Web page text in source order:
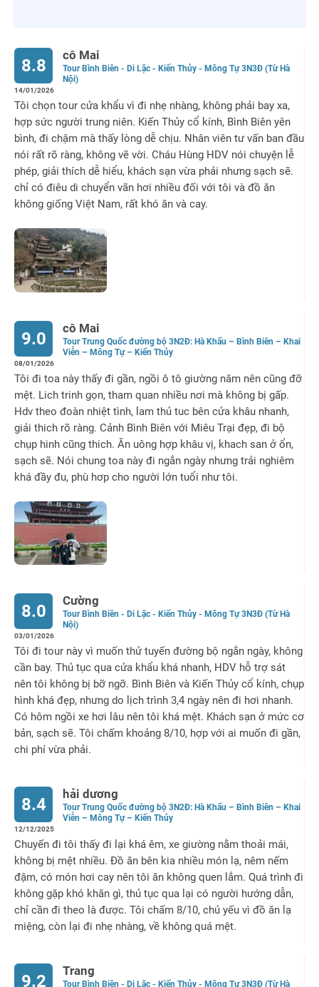
cô Mai
Tour Bình Biên - Di Lặc - Kiến Thủy - Mông Tự 3N3Đ (Từ Hà
Nội)
8.8
14/01/2026
Tôi chọn tour cửa khẩu vì đi nhẹ nhàng, không phải bay xa,
hợp sức người trung niên. Kiến Thủy cổ kính, Bình Biên yên
bình, đi chậm mà thấy lòng dễ chịu. Nhân viên tư vấn ban đầu
nói rất rõ ràng, không vẽ vời. Cháu Hùng HDV nói chuyện lễ
phép, giải thích dễ hiểu, khách sạn vừa phải nhưng sạch sẽ.
chỉ có điêu di chuyển vãn hơi nhiều đối với tôi và đồ ăn
không giống Việt Nam, rất khó ăn và cay.
cô Mai
Tour Trung Quốc đường bộ 3N2Đ: Hà Khẩu – Bình Biên – Khai
Viễn – Mông Tự – Kiến Thủy
9.0
08/01/2026
Tôi đi toa này thấy đi gần, ngồi ô tô giường năm nên cũng đỡ
mệt. Lich trinh gọn, tham quan nhiều nơi mà không bị gấp.
Hdv theo đoàn nhiệt tình, lam thủ tuc bên cửa khâu nhanh,
giải thich rõ ràng. Cảnh Bình Biên với Miêu Trại đẹp, đi bộ
chụp hinh cũng thich. Ăn uông hợp khâu vị, khach san ở ổn,
sạch sẽ. Nói chung toa này đi ngắn ngày nhưng trải nghiêm
khá đầy đu, phù hơp cho người lớn tuổi như tôi.
Cường
Tour Bình Biên - Di Lặc - Kiến Thủy - Mông Tự 3N3Đ (Từ Hà
Nội)
8.0
03/01/2026
Tôi đi tour này vì muốn thử tuyến đường bộ ngắn ngày, không
cần bay. Thủ tục qua cửa khẩu khá nhanh, HDV hỗ trợ sát
nên tôi không bị bỡ ngỡ. Bình Biên và Kiến Thủy cổ kính, chụp
hình khá đẹp, nhưng do lịch trình 3,4 ngày nên đi hơi nhanh.
Có hôm ngồi xe hơi lâu nên tôi khá mệt. Khách sạn ở mức cơ
bản, sạch sẽ. Tôi chấm khoảng 8/10, hợp với ai muốn đi gần,
chi phí vừa phải.
hải dương
Tour Trung Quốc đường bộ 3N2Đ: Hà Khẩu – Bình Biên – Khai
Viễn – Mông Tự – Kiến Thủy
8.4
12/12/2025
Chuyến đi tôi thấy đi lại khá êm, xe giường nằm thoải mái,
không bị mệt nhiều. Đồ ăn bên kia nhiều món lạ, nêm nếm
đậm, có món hơi cay nên tôi ăn không quen lắm. Quá trình đi
không gặp khó khăn gì, thủ tục qua lại có người hướng dẫn,
chỉ cần đi theo là được. Tôi chấm 8/10, chủ yếu vì đồ ăn lạ
miệng, còn lại đi nhẹ nhàng, về không quá mệt.
Trang
Tour Bình Biên - Di Lặc - Kiến Thủy - Mông Tự 3N3Đ (Từ Hà
9.2